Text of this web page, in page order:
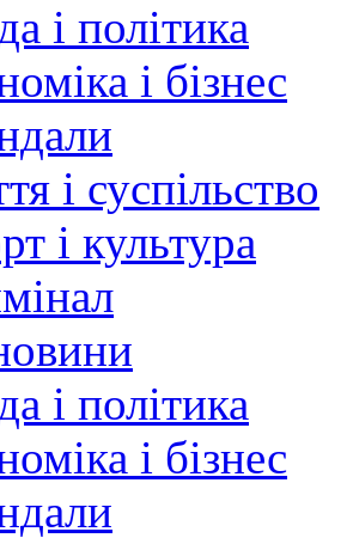
і політика
і бізнес
і суспільство
і культура
і політика
і бізнес